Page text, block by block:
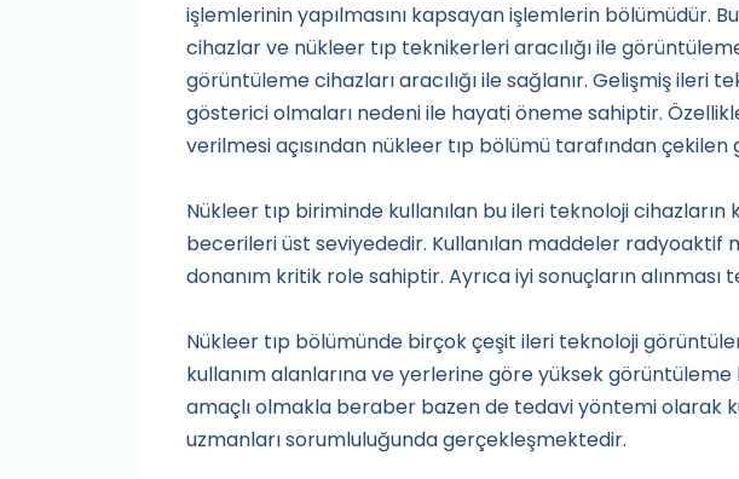
işlemlerinin yapılmasını kapsayan işlemlerin bölümüdür.
cihazlar ve nükleer tıp teknikerleri aracılığı ile
görüntüleme cihazları aracılığı ile sağlanır. Gelişmiş ileri
gösterici olmaları nedeni ile hayati öneme sahiptir.
verilmesi açısından nükleer tıp bölümü tarafından
Nükleer tıp biriminde kullanılan bu ileri teknoloji
becerileri üst seviyededir. Kullanılan maddeler radyoaktif
donanım kritik role sahiptir. Ayrıca iyi sonuçların
Nükleer tıp bölümünde birçok çeşit ileri teknoloji
kullanım alanlarına ve yerlerine göre yüksek
amaçlı olmakla beraber bazen de tedavi yöntemi olarak
uzmanları sorumluluğunda gerçekleşmektedir.